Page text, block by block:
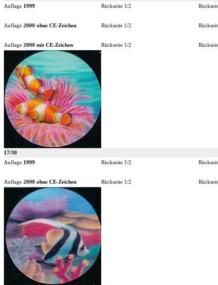
Auflage 1999 Rückseite 1/2
Auflage 2000 ohne CE-Zeichen Rückseite 1/2
Auflage 2000 mit CE-Zeichen Rückseite 1/2
17/30
Auflage 1999 Rückseite 1/2
Auflage 2000 ohne CE-Zeichen Rückseite 1/2